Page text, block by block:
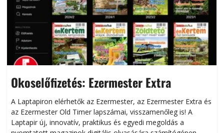
Okoselőfizetés: Ezermester Extra
A Laptapiron elérhetők az Ezermester, az Ezermester Extra és
az Ezermester Old Timer lapszámai, visszamenőleg is! A
Laptapir új, innovatív, praktikus és egyedi megoldás a